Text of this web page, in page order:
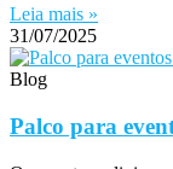
Leia mais »
31/07/2025
Blog
Palco para